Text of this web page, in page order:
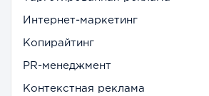
Интернет-маркетинг
Копирайтинг
PR-менеджмент
Контекстная реклама